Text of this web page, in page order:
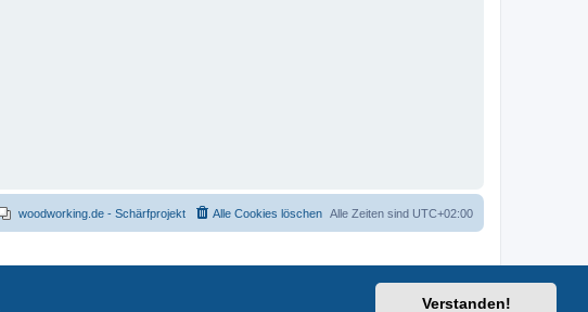
Verstanden!
Alle Zeiten sind UTC+02:00
Alle Cookies löschen
woodworking.de - Schärfprojekt